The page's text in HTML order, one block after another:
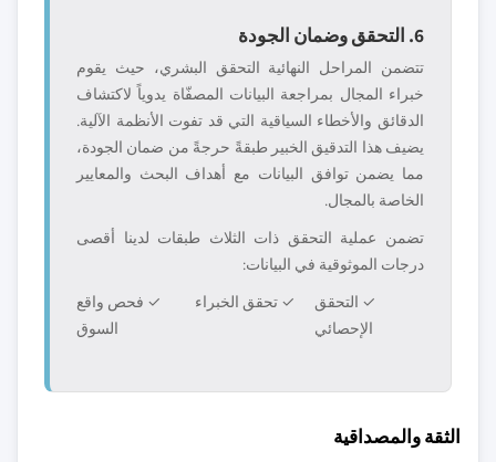
6. التحقق وضمان الجودة
تتضمن المراحل النهائية التحقق البشري، حيث يقوم
خبراء المجال بمراجعة البيانات المصفّاة يدوياً لاكتشاف
الدقائق والأخطاء السياقية التي قد تفوت الأنظمة الآلية.
يضيف هذا التدقيق الخبير طبقةً حرجةً من ضمان الجودة،
مما يضمن توافق البيانات مع أهداف البحث والمعايير
الخاصة بالمجال.
تضمن عملية التحقق ذات الثلاث طبقات لدينا أقصى
درجات الموثوقية في البيانات:
✓ التحقق
الإحصائي
✓ تحقق الخبراء
✓ فحص واقع
السوق
الثقة والمصداقية